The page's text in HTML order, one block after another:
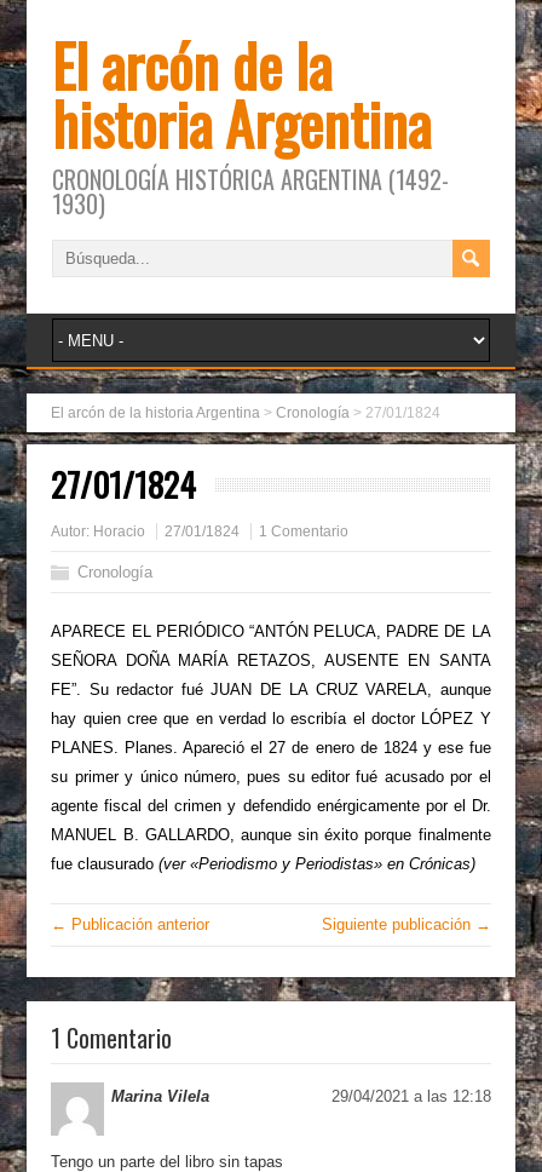
El arcón de la
historia Argentina
CRONOLOGÍA HISTÓRICA ARGENTINA (1492-
1930)
El arcón de la historia Argentina >Cronología >27/01/1824
27/01/1824
Autor: Horacio 27/01/1824 1 Comentario
Cronología
APARECE EL PERIÓDICO “ANTÓN PELUCA, PADRE DE LA
SEÑORA DOÑA MARÍA RETAZOS, AUSENTE EN SANTA
FE”. Su redactor fué JUAN DE LA CRUZ VARELA, aunque
hay quien cree que en verdad lo escribía el doctor LÓPEZ Y
PLANES. Planes. Apareció el 27 de enero de 1824 y ese fue
su primer y único número, pues su editor fué acusado por el
agente fiscal del crimen y defendido enérgicamente por el Dr.
MANUEL B. GALLARDO, aunque sin éxito porque finalmente
fue clausurado(ver «Periodismo y Periodistas» en Crónicas)
← Publicación anterior Siguiente publicación →
1 Comentario
Marina Vilela 29/04/2021 a las 12:18
Tengo un parte del libro sin tapas